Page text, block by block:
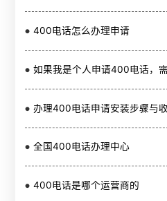
400电话怎么办理申请
如果我是个人申请400电话，
办理400电话申请安装步骤与
全国400电话办理中心
400电话是哪个运营商的